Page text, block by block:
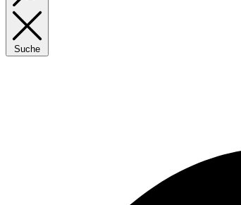
Suche